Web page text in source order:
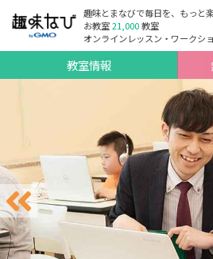
趣味とまなびで毎日を、もっと
お教室21,000教室
オンラインレッスン・ワークシ
教室情報